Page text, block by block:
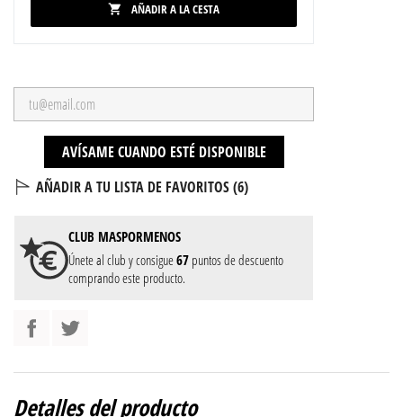
 AÑADIR A LA CESTA
AVÍSAME CUANDO ESTÉ DISPONIBLE
AÑADIR A TU LISTA DE FAVORITOS (6)
CLUB MASPORMENOS
Únete al club y consigue67 puntos de descuento
comprando este producto.
Detalles del producto